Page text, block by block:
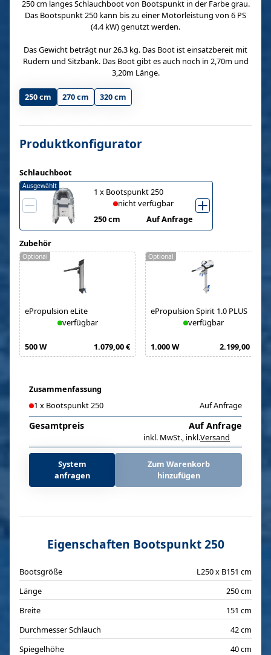
250 cm langes Schlauchboot von Bootspunkt in der Farbe grau.
Das Bootspunkt 250 kann bis zu einer Motorleistung von 6 PS
(4.4 kW) genutzt werden.
Das Gewicht beträgt nur 26.3 kg. Das Boot ist einsatzbereit mit
Rudern und Sitzbank. Das Boot gibt es auch noch in 2,70m und
3,20m Länge.
250 cm 270 cm 320 cm
Produktkonfigurator
Schlauchboot
1 x Bootspunkt 250
nicht verfügbar
250 cm
Auf Anfrage
Ausgewählt
Zubehör
ePropulsion eLite
verfügbar
500 W 1.079,00 €
Optional
ePropulsion Spirit 1.0 PLUS
verfügbar
1.000 W 2.199,00 €
Optional
Zusammenfassung
1 x Bootspunkt 250 Auf Anfrage
Gesamtpreis
inkl. MwSt., inkl.Versand
Auf Anfrage
System
anfragen
Zum Warenkorb
hinzufügen
Eigenschaften Bootspunkt 250
Bootsgröße
L250 x B151 cm
Länge
250 cm
Breite
151 cm
Durchmesser Schlauch
42 cm
Spiegelhöhe
40 cm